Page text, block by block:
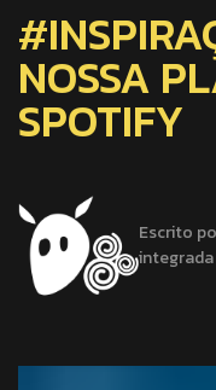
NOSSA
SPOTIFY
Escrito
integrada